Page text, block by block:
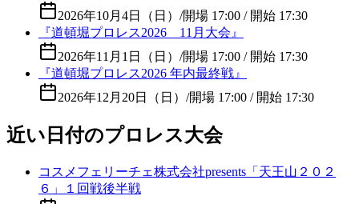
2026年10月4日（日） /開場 17:00 / 開始 17:30
『道頓堀プロレス2026 11月大会』
2026年11月1日（日） /開場 17:00 / 開始 17:30
『道頓堀プロレス2026 年内最終戦』
2026年12月20日（日） /開場 17:00 / 開始 17:30
近い日付のプロレス大会
コスメフェリーチェ株式会社presents「天王山２０２
６」１回戦後半戦